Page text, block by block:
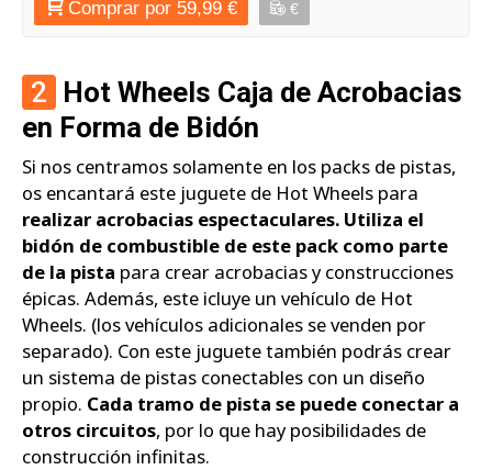
Comprar por 59,99 € €
2 Hot Wheels Caja de Acrobacias
en Forma de Bidón
Si nos centramos solamente en los packs de pistas,
os encantará este juguete de Hot Wheels para
realizar acrobacias espectaculares. Utiliza el
bidón de combustible de este pack como parte
de la pista para crear acrobacias y construcciones
épicas. Además, este icluye un vehículo de Hot
Wheels. (los vehículos adicionales se venden por
separado). Con este juguete también podrás crear
un sistema de pistas conectables con un diseño
propio. Cada tramo de pista se puede conectar a
otros circuitos, por lo que hay posibilidades de
construcción infinitas.